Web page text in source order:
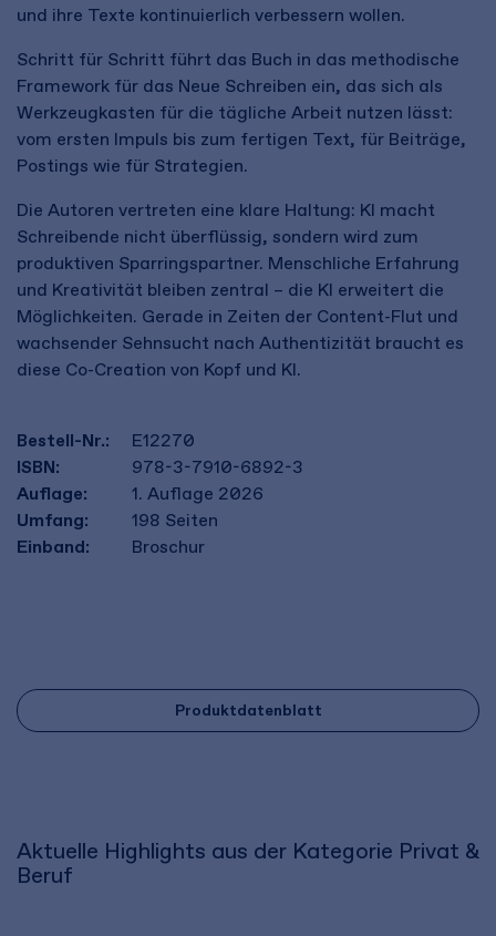
und ihre Texte kontinuierlich verbessern wollen.
Schritt für Schritt führt das Buch in das methodische
Framework für das Neue Schreiben ein, das sich als
Werkzeugkasten für die tägliche Arbeit nutzen lässt:
vom ersten Impuls bis zum fertigen Text, für Beiträge,
Postings wie für Strategien.
Die Autoren vertreten eine klare Haltung: KI macht
Schreibende nicht überflüssig, sondern wird zum
produktiven Sparringspartner. Menschliche Erfahrung
und Kreativität bleiben zentral – die KI erweitert die
Möglichkeiten. Gerade in Zeiten der Content-Flut und
wachsender Sehnsucht nach Authentizität braucht es
diese Co-Creation von Kopf und KI.
Bestell-Nr.:
E12270
ISBN:
978-3-7910-6892-3
Auflage:
1. Auflage 2026
Umfang:
198 Seiten
Einband:
Broschur
Produktdatenblatt
Aktuelle Highlights aus der Kategorie Privat &
Beruf